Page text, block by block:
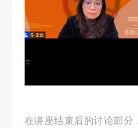
在讲座结束后的讨论部分